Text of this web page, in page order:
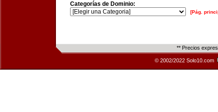
Categorías de Dominio:
[Pág.
** Precios
© 2002/2022 Solo10.com